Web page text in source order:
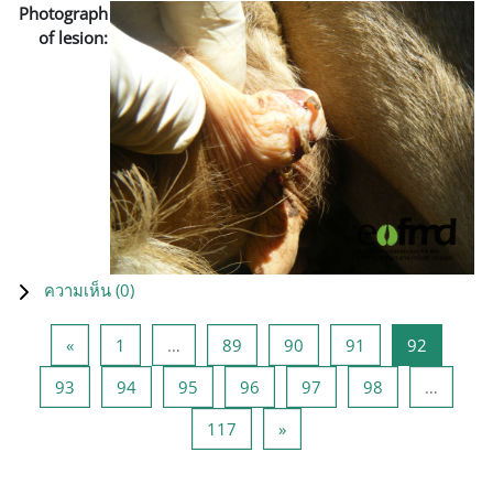
Photograph
of lesion:
ความเห็น (0)
«Previous page
1 … 89 หน้า 89
90 หน้า 90
91 หน้า 91
92
93 หน้า 9394หน้า 94
95 หน้า 95
96 หน้า 96
97 หน้า 97
98
…
117 หน้า 117
»Next page